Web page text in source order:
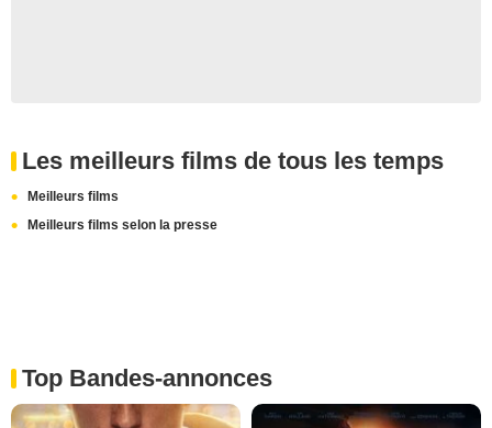
Les meilleurs films de tous les temps
Meilleurs films
Meilleurs films selon la presse
Top Bandes-annonces